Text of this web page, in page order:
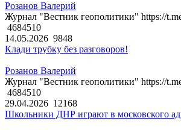
Розанов Валерий
Журнал "Вестник геополитики" https://
4684510
14.05.2026 9848
Клади трубку без разговоров!
Розанов Валерий
Журнал "Вестник геополитики" https://
4684510
29.04.2026 12168
Школьники ДНР играют в московского